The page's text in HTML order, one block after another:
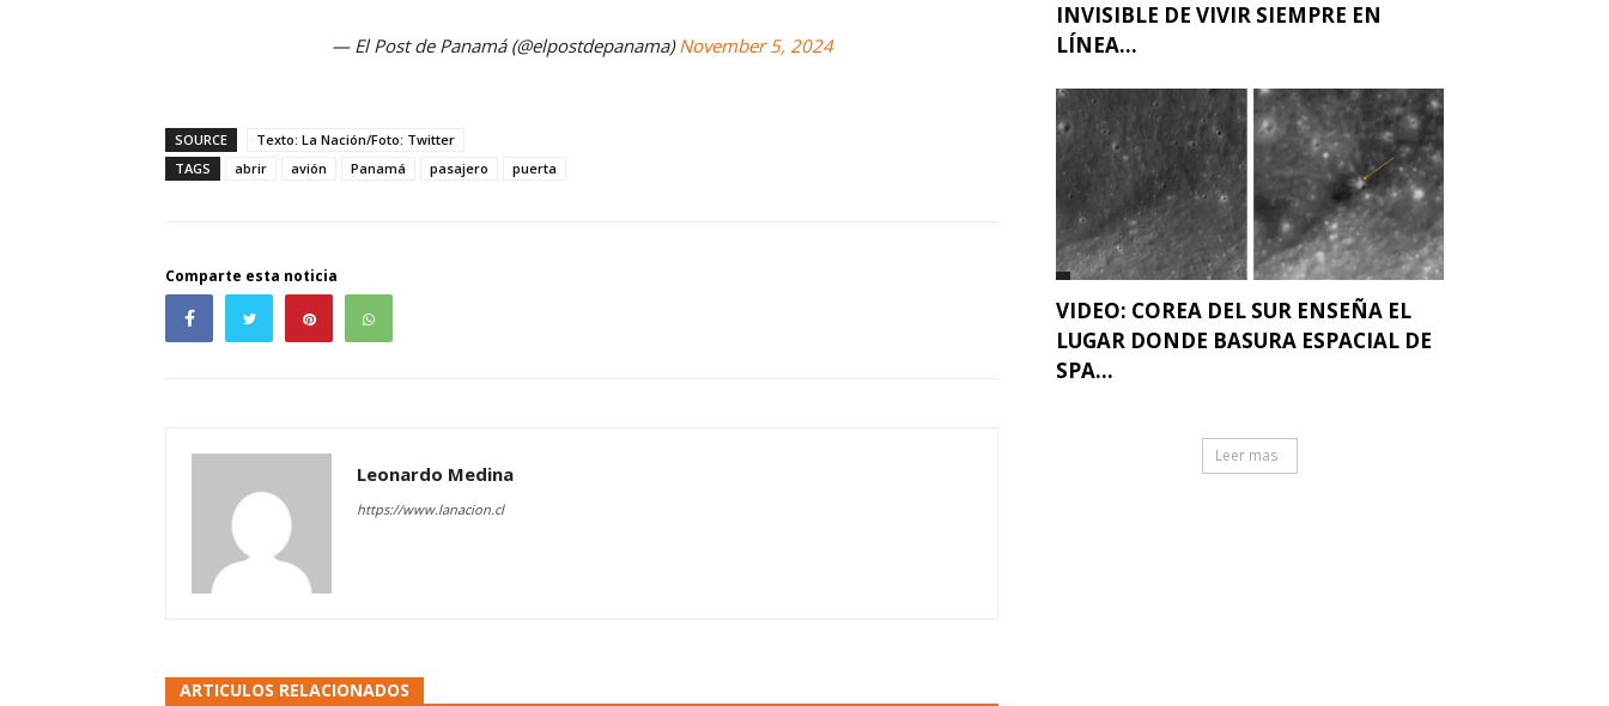
— El Post de Panamá (@elpostdepanama)November 5, 2024
SOURCE
Texto: La Nación/Foto: Twitter
TAGS
abrir avión Panamá pasajero puerta
Comparte esta noticia
Leonardo Medina
https://www.lanacion.cl
ARTICULOS RELACIONADOS
INVISIBLE DE VIVIR SIEMPRE EN
LÍNEA...
VIDEO: COREA DEL SUR ENSEÑA EL
LUGAR DONDE BASURA ESPACIAL DE
SPA...
Leer mas